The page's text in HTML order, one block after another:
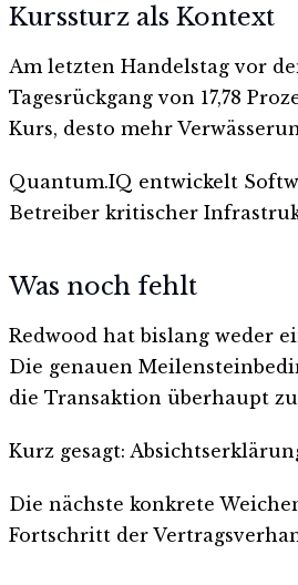
Kurssturz als Kontext
Am letzten Handelstag vor
Tagesrückgang von 17,78
Kurs, desto mehr
Quantum.IQ entwickelt
Betreiber kritischer
Was noch fehlt
Redwood hat bislang weder
Die genauen
die Transaktion überhaupt
Kurz gesagt:
Die nächste konkrete
Fortschritt der